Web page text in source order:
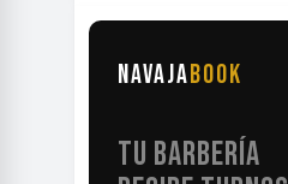
NAVAJABOOK
TU BARBERÍA